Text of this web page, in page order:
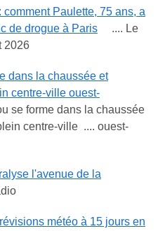
Paulette, 75 ans, a
de drogue à Paris .... Le
2026
dans la chaussée et
centre-ville ouest-
se forme dans la chaussée
centre-ville .... ouest-
l'avenue de la
météo à 15 jours en